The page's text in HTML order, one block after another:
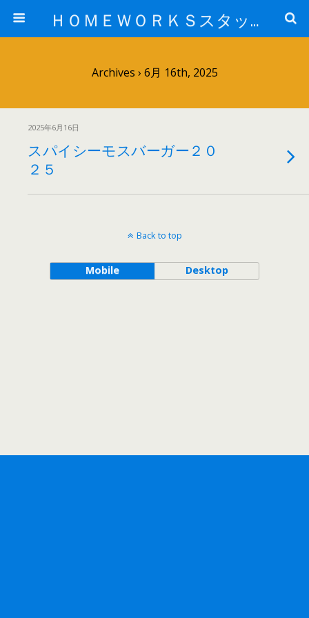
ＨＯＭＥＷＯＲＫＳスタッフ日記ブログ
Archives › 6月 16th, 2025
2025年6月16日
スパイシーモスバーガー２０
２５
Back to top
Mobile Desktop